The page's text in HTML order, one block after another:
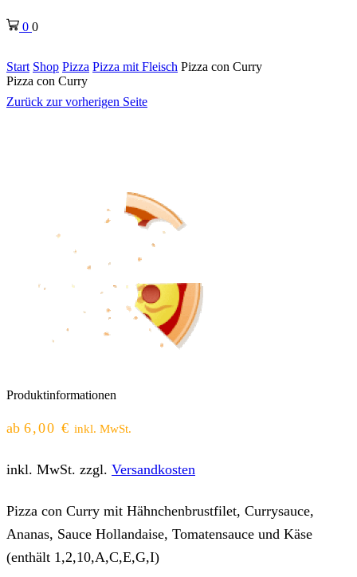
0 0
Start Shop Pizza Pizza mit Fleisch Pizza con Curry
Pizza con Curry
Zurück zur vorherigen Seite
Produktinformationen
ab 6,00 € inkl. MwSt.
inkl. MwSt. zzgl. Versandkosten
Pizza con Curry mit Hähnchenbrustfilet, Currysauce,
Ananas, Sauce Hollandaise, Tomatensauce und Käse
(enthält 1,2,10,A,C,E,G,I)